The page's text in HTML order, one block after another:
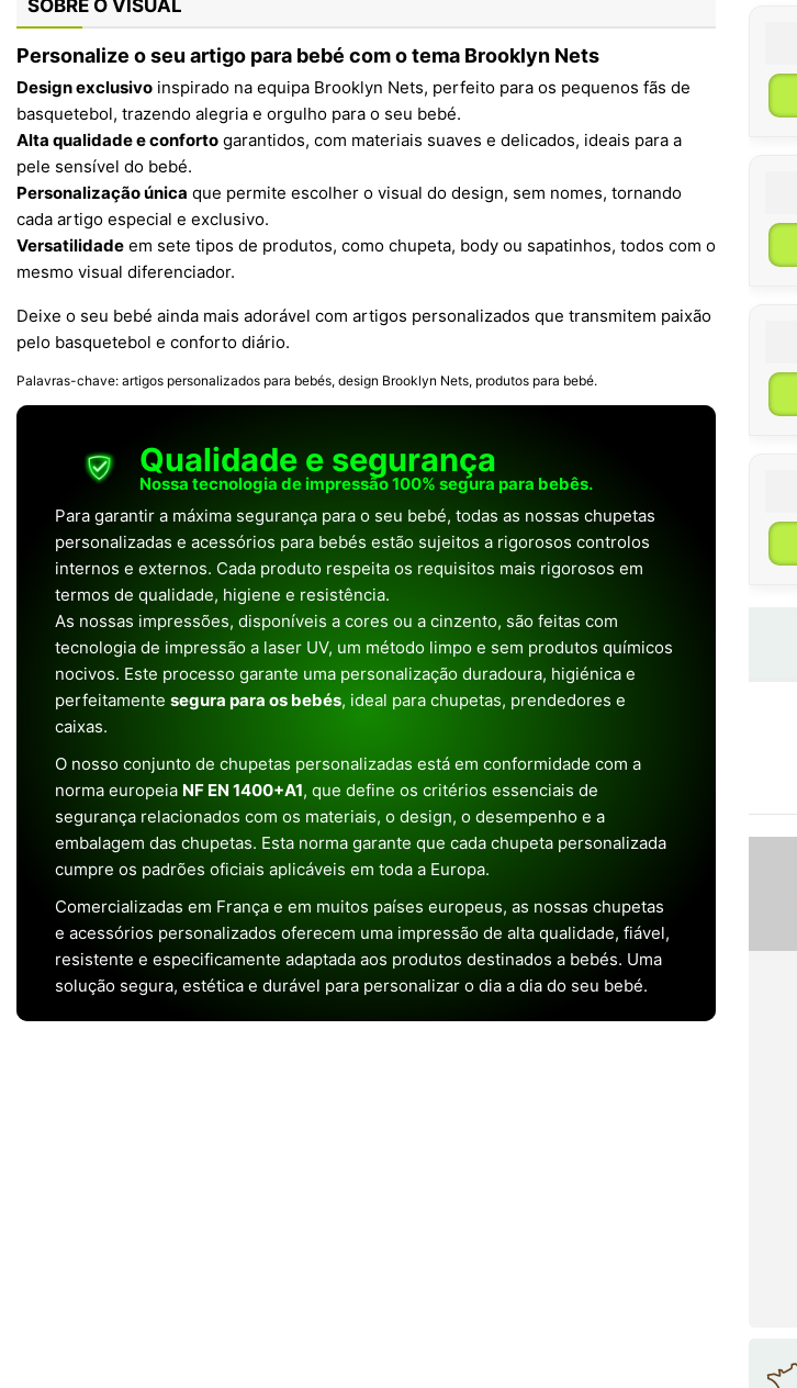
SOBRE O VISUAL
Personalize o seu artigo para bebé com o tema Brooklyn Nets
Design exclusivo inspirado na equipa Brooklyn Nets, perfeito para os pequenos fãs de
basquetebol, trazendo alegria e orgulho para o seu bebé.
Alta qualidade e conforto garantidos, com materiais suaves e delicados, ideais para a
pele sensível do bebé.
Personalização única que permite escolher o visual do design, sem nomes, tornando
cada artigo especial e exclusivo.
Versatilidade em sete tipos de produtos, como chupeta, body ou sapatinhos, todos com o
mesmo visual diferenciador.
Deixe o seu bebé ainda mais adorável com artigos personalizados que transmitem paixão
pelo basquetebol e conforto diário.
Palavras-chave: artigos personalizados para bebés, design Brooklyn Nets, produtos para bebé.
Qualidade e segurança
Nossa tecnologia de impressão 100% segura para bebês.
Para garantir a máxima segurança para o seu bebé, todas as nossas chupetas
personalizadas e acessórios para bebés estão sujeitos a rigorosos controlos
internos e externos. Cada produto respeita os requisitos mais rigorosos em
termos de qualidade, higiene e resistência.
As nossas impressões, disponíveis a cores ou a cinzento, são feitas com
tecnologia de impressão a laser UV, um método limpo e sem produtos químicos
nocivos. Este processo garante uma personalização duradoura, higiénica e
perfeitamente segura para os bebés, ideal para chupetas, prendedores e
caixas.
O nosso conjunto de chupetas personalizadas está em conformidade com a
norma europeia NF EN 1400+A1, que define os critérios essenciais de
segurança relacionados com os materiais, o design, o desempenho e a
embalagem das chupetas. Esta norma garante que cada chupeta personalizada
cumpre os padrões oficiais aplicáveis em toda a Europa.
Comercializadas em França e em muitos países europeus, as nossas chupetas
e acessórios personalizados oferecem uma impressão de alta qualidade, fiável,
resistente e especificamente adaptada aos produtos destinados a bebés. Uma
solução segura, estética e durável para personalizar o dia a dia do seu bebé.